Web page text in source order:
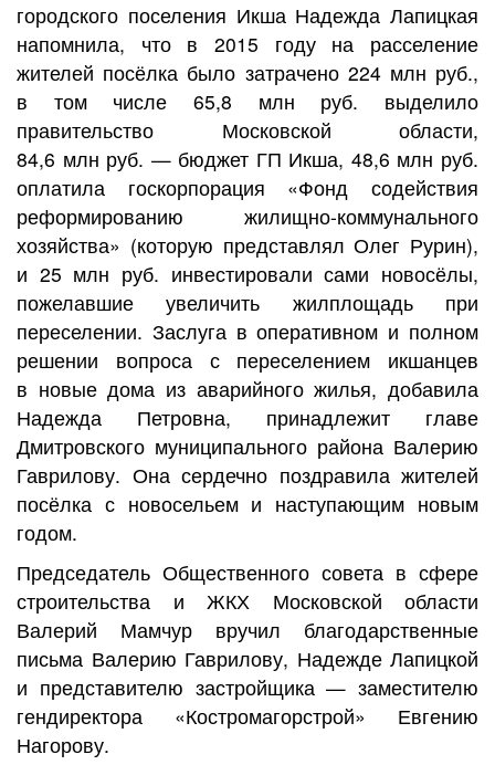
городского поселения Икша Надежда Лапицкая
напомнила, что в 2015 году на расселение
жителей посёлка было затрачено 224 млн руб.,
в том числе 65,8 млн руб. выделило
правительство Московской области,
84,6 млн руб. — бюджет ГП Икша, 48,6 млн руб.
оплатила госкорпорация «Фонд содействия
реформированию жилищно-коммунального
хозяйства» (которую представлял Олег Рурин),
и 25 млн руб. инвестировали сами новосёлы,
пожелавшие увеличить жилплощадь при
переселении. Заслуга в оперативном и полном
решении вопроса с переселением икшанцев
в новые дома из аварийного жилья, добавила
Надежда Петровна, принадлежит главе
Дмитровского муниципального района Валерию
Гаврилову. Она сердечно поздравила жителей
посёлка с новосельем и наступающим новым
годом.
Председатель Общественного совета в сфере
строительства и ЖКХ Московской области
Валерий Мамчур вручил благодарственные
письма Валерию Гаврилову, Надежде Лапицкой
и представителю застройщика — заместителю
гендиректора «Костромагорстрой» Евгению
Нагорову.